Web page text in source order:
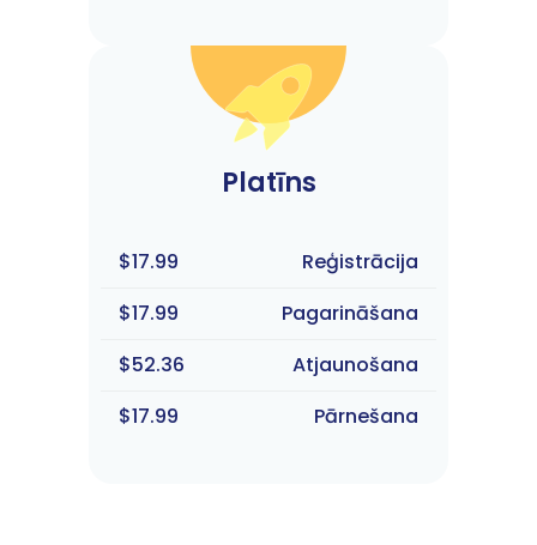
Platīns
$17.99
Reģistrācija
$17.99
Pagarināšana
$52.36
Atjaunošana
$17.99
Pārnešana